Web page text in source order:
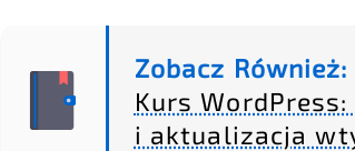
Zobacz Również:
Kurs
i aktualizacja